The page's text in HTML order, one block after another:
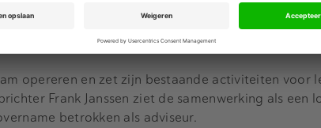
een gezamenlijk opleidingsaanbod van
hun content, expertise en
opereren en zet zijn bestaande activiteiten voor
Frank Janssen ziet de samenwerking als een
betrokken als adviseur.